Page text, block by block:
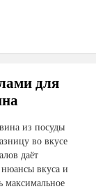
для
из посуды
во вкусе
даёт
вкуса и
максимальное